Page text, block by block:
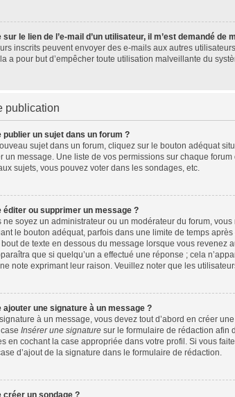
le lien de l’e-mail d’un utilisateur, il m’est demandé de
inscrits peuvent envoyer des e-mails aux autres
a pour but d’empêcher toute utilisation malveillante du
publication
publier un sujet dans un forum ?
sujet dans un forum, cliquez sur le bouton adéquat
un message. Une liste de vos permissions sur chaque
sujets, vous pouvez voter dans les sondages, etc.
éditer ou supprimer un message ?
ne soyez un administrateur ou un modérateur du forum,
le bouton adéquat, parfois dans une limite de temps
de texte en dessous du message lorsque vous revenez
que si quelqu’un a effectué une réponse ; cela
note exprimant leur raison. Veuillez noter que les
ajouter une signature à un message ?
à un message, vous devez tout d’abord en créer
Insérer une signature sur le formulaire de rédaction afin
en cochant la case appropriée dans votre profil. Si vous
d’ajout de la signature dans le formulaire de rédaction.
créer un sondage ?